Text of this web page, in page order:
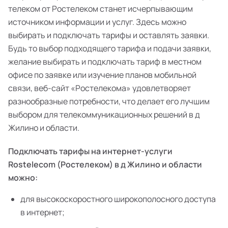
телеком от Ростелеком станет исчерпывающим
источником информации и услуг. Здесь можно
выбирать и подключать тарифы и оставлять заявки.
Будь то выбор подходящего тарифа и подачи заявки,
желание выбирать и подключать тариф в местном
офисе по заявке или изучение планов мобильной
связи, веб-сайт «Ростелекома» удовлетворяет
разнообразные потребности, что делает его лучшим
выбором для телекоммуникационных решений в д
Жилино и области.
Подключать тарифы на интернет-услуги
Rostelecom (Ростелеком) в д Жилино и области
можно:
для высокоскоростного широкополосного доступа
в интернет;